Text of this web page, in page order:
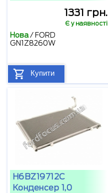
1331 грн.
Є у наявності
Нова/ FORD
GN1Z8260W
Купити
H6BZ19712C
Конденсер 1,0